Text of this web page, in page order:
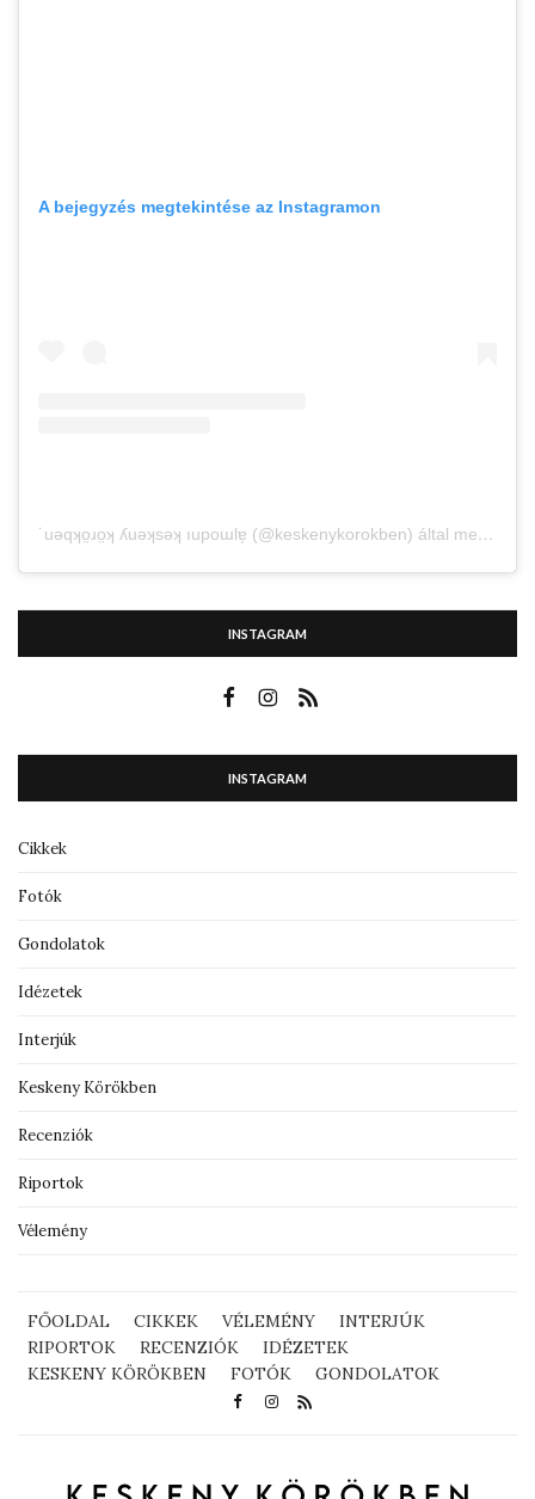
A bejegyzés megtekintése az Instagramon
˙uǝqʞo̤ɹo̤ʞ ʎuǝʞsǝʞ ıupoɯlɐ̗ (@keskenykorokben) által megosztott bejegyzés
INSTAGRAM
INSTAGRAM
Cikkek
Fotók
Gondolatok
Idézetek
Interjúk
Keskeny Körökben
Recenziók
Riportok
Vélemény
FŐOLDAL CIKKEK VÉLEMÉNY
INTERJÚK
RIPORTOK
RECENZIÓK
IDÉZETEK
KESKENY KÖRÖKBEN
FOTÓK GONDOLATOK